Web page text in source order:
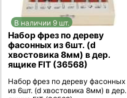
В наличии 9 шт.
Набор фрез по дереву
фасонных из 6шт. (d
хвостовика 8мм) в дер.
ящике FIT (36568)
Набор фрез по дереву фасонных
из 6шт. (d хвостовика 8мм) в дер.